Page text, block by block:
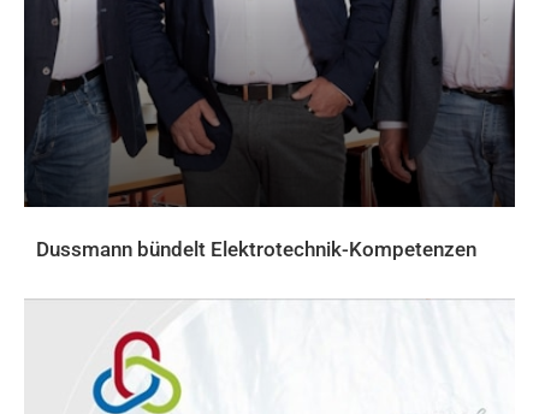
Dussmann bündelt Elektrotechnik-Kompetenzen